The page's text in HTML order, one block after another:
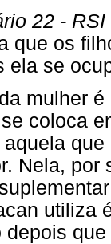
22 - RSI
que os
ela se
mulher
coloca
Nela,
utiliza